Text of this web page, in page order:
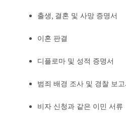
출생, 결혼 및 사망 증명서
이혼 판결
디플로마 및 성적 증명서
범죄 배경 조사 및 경찰 보고
비자 신청과 같은 이민 서류